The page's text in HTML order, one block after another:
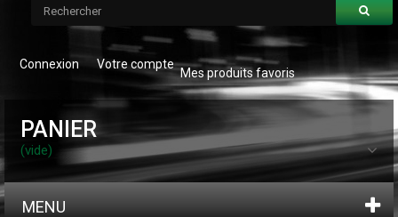
Connexion Votre compte
Mes produits favoris
PANIER
(vide)
MENU